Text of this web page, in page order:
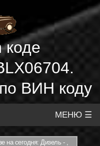
коде
ВИН коду
МЕНЮ ☰
на сегодня: Дизель - ,